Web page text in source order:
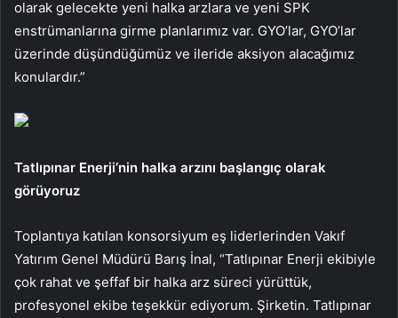
olarak gelecekte yeni halka arzlara ve yeni SPK
enstrümanlarına girme planlarımız var. GYO’lar, GYO’lar
üzerinde düşündüğümüz ve ileride aksiyon alacağımız
konulardır.”
Tatlıpınar Enerji’nin halka arzını başlangıç ​​olarak
görüyoruz
Toplantıya katılan konsorsiyum eş liderlerinden Vakıf
Yatırım Genel Müdürü Barış İnal, “Tatlıpınar Enerji ekibiyle
çok rahat ve şeffaf bir halka arz süreci yürüttük,
profesyonel ekibe teşekkür ediyorum. Şirketin. Tatlıpınar